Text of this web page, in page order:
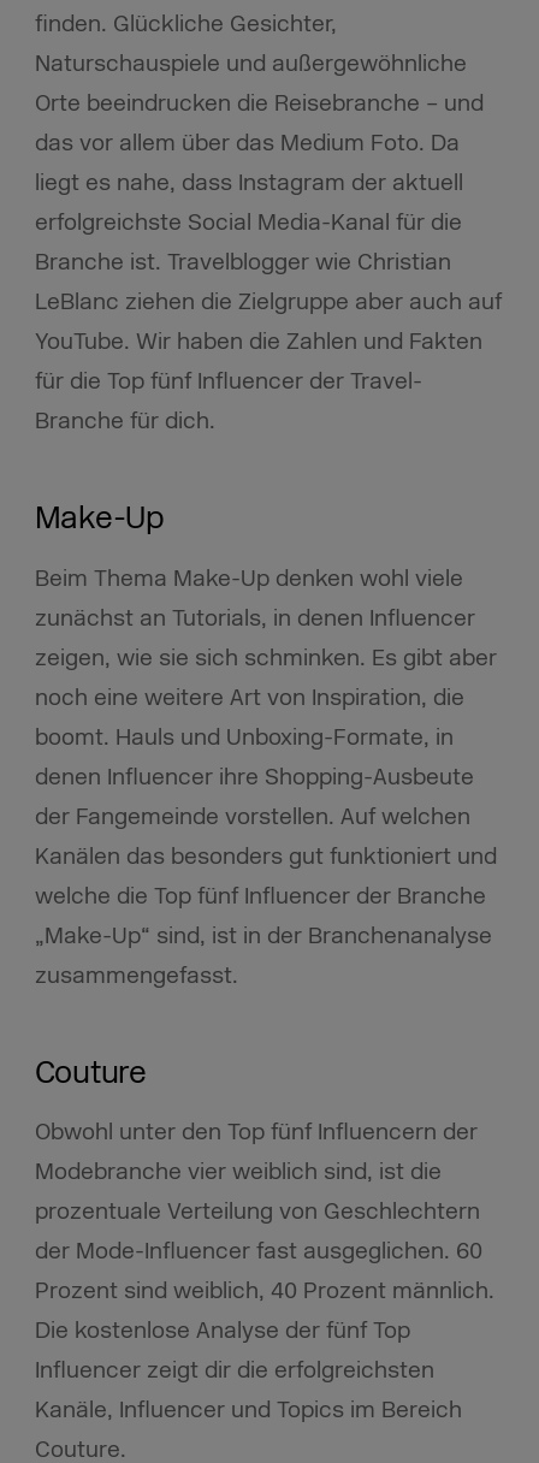
finden. Glückliche Gesichter,
Naturschauspiele und außergewöhnliche
Orte beeindrucken die Reisebranche – und
das vor allem über das Medium Foto. Da
liegt es nahe, dass Instagram der aktuell
erfolgreichste Social Media-Kanal für die
Branche ist. Travelblogger wie Christian
LeBlanc ziehen die Zielgruppe aber auch auf
YouTube. Wir haben die Zahlen und Fakten
für die Top fünf Influencer der Travel-
Branche für dich.
Make-Up
Beim Thema Make-Up denken wohl viele
zunächst an Tutorials, in denen Influencer
zeigen, wie sie sich schminken. Es gibt aber
noch eine weitere Art von Inspiration, die
boomt. Hauls und Unboxing-Formate, in
denen Influencer ihre Shopping-Ausbeute
der Fangemeinde vorstellen. Auf welchen
Kanälen das besonders gut funktioniert und
welche die Top fünf Influencer der Branche
„Make-Up“ sind, ist in der Branchenanalyse
zusammengefasst.
Couture
Obwohl unter den Top fünf Influencern der
Modebranche vier weiblich sind, ist die
prozentuale Verteilung von Geschlechtern
der Mode-Influencer fast ausgeglichen. 60
Prozent sind weiblich, 40 Prozent männlich.
Die kostenlose Analyse der fünf Top
Influencer zeigt dir die erfolgreichsten
Kanäle, Influencer und Topics im Bereich
Couture.